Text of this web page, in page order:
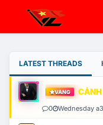
LATEST THREADS
VÀNG
0 Wednesday